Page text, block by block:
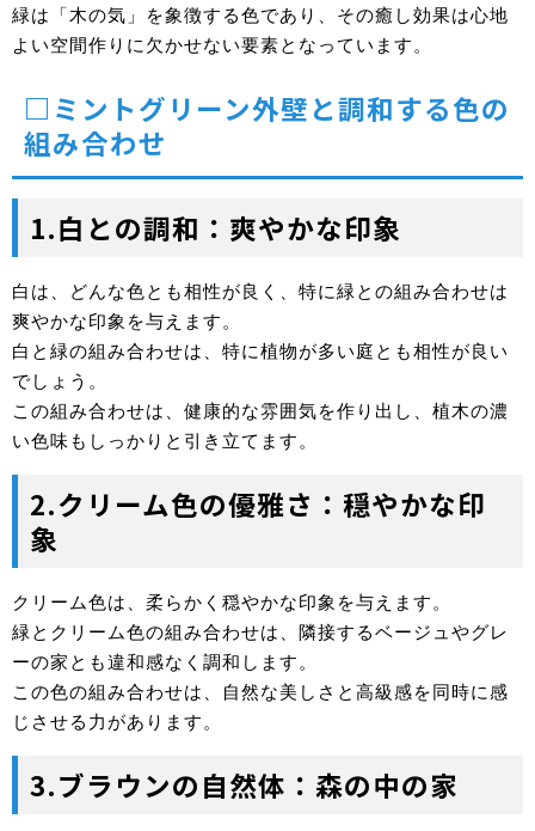
緑は「木の気」を象徴する色であり、その癒し効果は心地
よい空間作りに欠かせない要素となっています。
□ミントグリーン外壁と調和する色の
組み合わせ
1.白との調和：爽やかな印象
白は、どんな色とも相性が良く、特に緑との組み合わせは
爽やかな印象を与えます。
白と緑の組み合わせは、特に植物が多い庭とも相性が良い
でしょう。
この組み合わせは、健康的な雰囲気を作り出し、植木の濃
い色味もしっかりと引き立てます。
2.クリーム色の優雅さ：穏やかな印
象
クリーム色は、柔らかく穏やかな印象を与えます。
緑とクリーム色の組み合わせは、隣接するベージュやグレ
ーの家とも違和感なく調和します。
この色の組み合わせは、自然な美しさと高級感を同時に感
じさせる力があります。
3.ブラウンの自然体：森の中の家